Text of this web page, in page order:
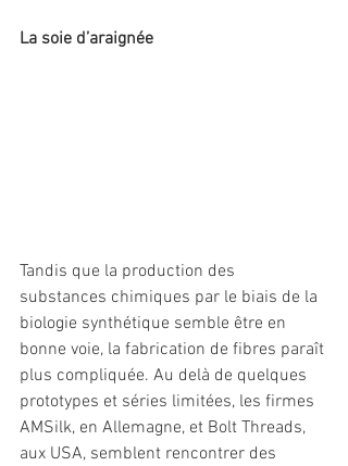
La soie d’araignée
Tandis que la production des
substances chimiques par le biais de la
biologie synthétique semble être en
bonne voie, la fabrication de fibres paraît
plus compliquée. Au delà de quelques
prototypes et séries limitées, les firmes
AMSilk, en Allemagne, et Bolt Threads,
aux USA, semblent rencontrer des